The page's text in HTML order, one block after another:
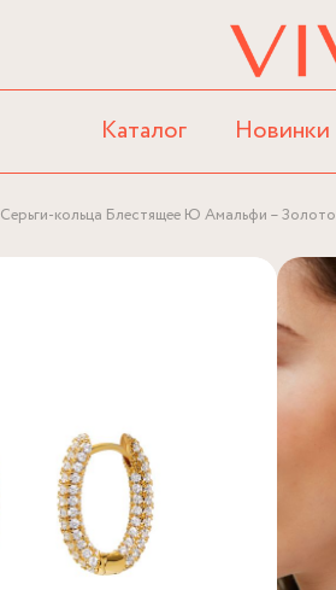
Каталог Новинки
Серьги-кольца Блестящее Ю Амальфи – Золото